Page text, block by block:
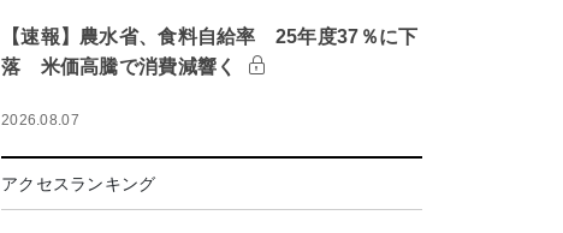
【速報】農水省、食料自給率 25年度37％に下
落 米価高騰で消費減響く
2026.08.07
アクセスランキング